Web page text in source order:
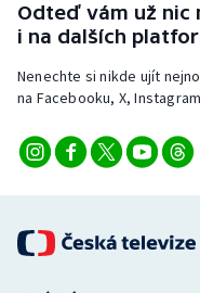
Triatlon
Veslování
Volejbal
Ostatní
Odteď vám už nic
i na dalších
Nenechte si nikde ujít
na Facebooku, X,